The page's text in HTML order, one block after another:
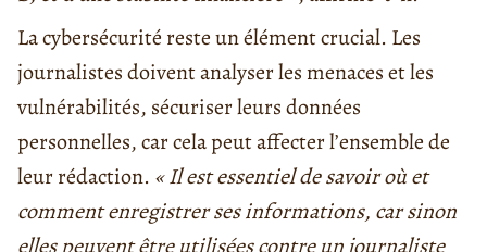
La cybersécurité reste un élément crucial. Les
journalistes doivent analyser les menaces et les
vulnérabilités, sécuriser leurs données
personnelles, car cela peut affecter l’ensemble de
leur rédaction. « Il est essentiel de savoir où et
comment enregistrer ses informations, car sinon